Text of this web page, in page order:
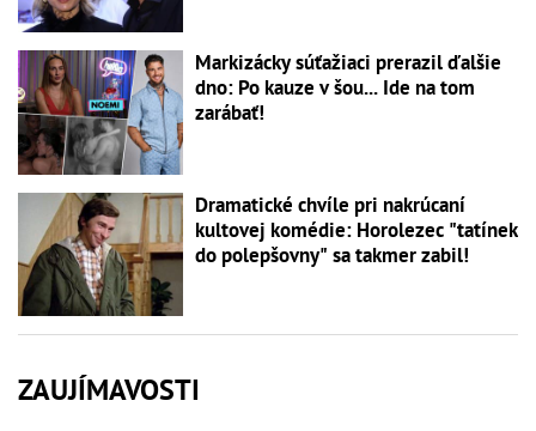
Markizácky súťažiaci prerazil ďalšie
dno: Po kauze v šou... Ide na tom
zarábať!
Dramatické chvíle pri nakrúcaní
kultovej komédie: Horolezec "tatínek
do polepšovny" sa takmer zabil!
ZAUJÍMAVOSTI